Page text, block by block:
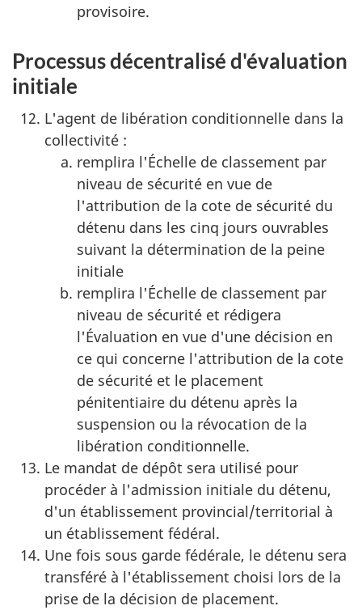
provisoire.
Processus décentralisé d'évaluation
initiale
L'agent de libération conditionnelle dans la
collectivité :
remplira l'Échelle de classement par
niveau de sécurité en vue de
l'attribution de la cote de sécurité du
détenu dans les cinq jours ouvrables
suivant la détermination de la peine
initiale
remplira l'Échelle de classement par
niveau de sécurité et rédigera
l'Évaluation en vue d'une décision en
ce qui concerne l'attribution de la cote
de sécurité et le placement
pénitentiaire du détenu après la
suspension ou la révocation de la
libération conditionnelle.
Le mandat de dépôt sera utilisé pour
procéder à l'admission initiale du détenu,
d'un établissement provincial/territorial à
un établissement fédéral.
Une fois sous garde fédérale, le détenu sera
transféré à l'établissement choisi lors de la
prise de la décision de placement.